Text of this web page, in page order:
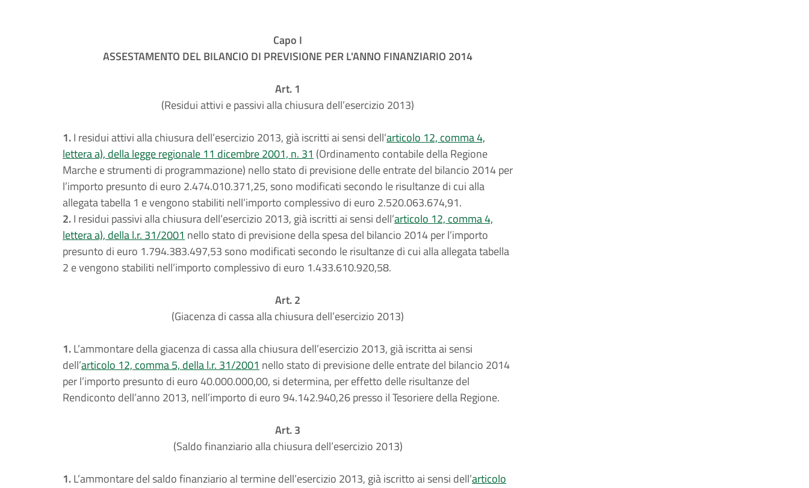
Capo I
ASSESTAMENTO DEL BILANCIO DI PREVISIONE PER L'ANNO FINANZIARIO 2014
Art. 1
(Residui attivi e passivi alla chiusura dell’esercizio 2013)
1.I residui attivi alla chiusura dell’esercizio 2013, già iscritti ai sensi dell’articolo 12, comma 4,
lettera a), della legge regionale 11 dicembre 2001, n. 31 (Ordinamento contabile della Regione
Marche e strumenti di programmazione) nello stato di previsione delle entrate del bilancio 2014 per
l’importo presunto di euro 2.474.010.371,25, sono modificati secondo le risultanze di cui alla
allegata tabella 1 e vengono stabiliti nell’importo complessivo di euro 2.520.063.674,91.
2.I residui passivi alla chiusura dell’esercizio 2013, già iscritti ai sensi dell’articolo 12, comma 4,
lettera a), della l.r. 31/2001 nello stato di previsione della spesa del bilancio 2014 per l’importo
presunto di euro 1.794.383.497,53 sono modificati secondo le risultanze di cui alla allegata tabella
2 e vengono stabiliti nell’importo complessivo di euro 1.433.610.920,58.
Art. 2
(Giacenza di cassa alla chiusura dell’esercizio 2013)
1.L’ammontare della giacenza di cassa alla chiusura dell’esercizio 2013, già iscritta ai sensi
dell’articolo 12, comma 5, della l.r. 31/2001 nello stato di previsione delle entrate del bilancio 2014
per l’importo presunto di euro 40.000.000,00, si determina, per effetto delle risultanze del
Rendiconto dell’anno 2013, nell’importo di euro 94.142.940,26 presso il Tesoriere della Regione.
Art. 3
(Saldo finanziario alla chiusura dell’esercizio 2013)
1.L’ammontare del saldo finanziario al termine dell’esercizio 2013, già iscritto ai sensi dell’articolo